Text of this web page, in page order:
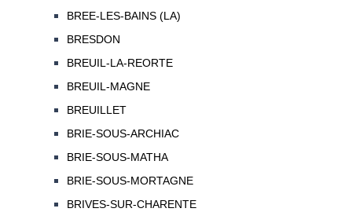
BREE-LES-BAINS (LA)
BRESDON
BREUIL-LA-REORTE
BREUIL-MAGNE
BREUILLET
BRIE-SOUS-ARCHIAC
BRIE-SOUS-MATHA
BRIE-SOUS-MORTAGNE
BRIVES-SUR-CHARENTE